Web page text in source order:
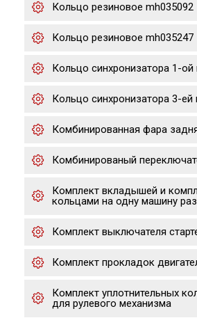
Кольцо резиновое mh035092
Кольцо резиновое mh035247
Кольцо синхронизатора 1-
Кольцо синхронизатора 3-ей
Комбинированная фара
Комбинированый
Комплект вкладышей и
кольцами на одну машину
Комплект выключателя
Комплект прокладок
Комплект уплотнительных
для рулевого механизма